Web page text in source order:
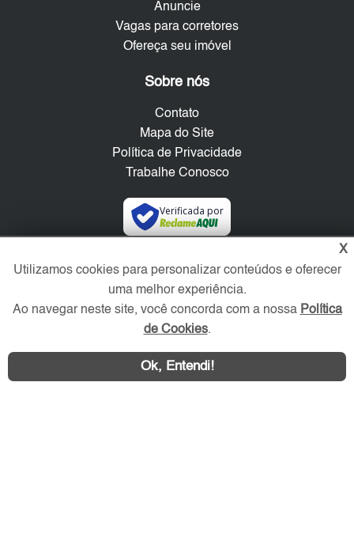
Anuncie
Vagas para corretores
Ofereça seu imóvel
Sobre nós
Contato
Mapa do Site
Política de Privacidade
Trabalhe Conosco
Verificada por
Redes Sociais
X
Utilizamos cookies para personalizar conteúdos e oferecer
uma melhor experiência.
Ao navegar neste site, você concorda com a nossa Política
de Cookies.
Ok, Entendi!